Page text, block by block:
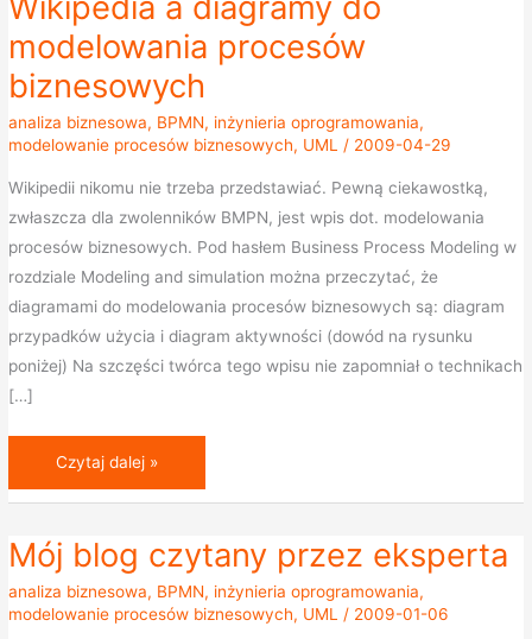
modelowania procesów
biznesowych
analiza biznesowa, BPMN, inżynieria oprogramowania,
modelowanie procesów biznesowych, UML / 2009-04-29
Wikipedii nikomu nie trzeba przedstawiać. Pewną ciekawostką,
zwłaszcza dla zwolenników BMPN, jest wpis dot. modelowania
procesów biznesowych. Pod hasłem Business Process Modeling w
rozdziale Modeling and simulation można przeczytać, że
diagramami do modelowania procesów biznesowych są: diagram
przypadków użycia i diagram aktywności (dowód na rysunku
poniżej) Na szczęści twórca tego wpisu nie zapomniał o technikach
[…]
diagramy
do
modelowania
procesów
biznesowych
Czytaj dalej »
Mój blog czytany przez eksperta
analiza biznesowa, BPMN, inżynieria oprogramowania,
modelowanie procesów biznesowych, UML / 2009-01-06
Mój
blog
czytany